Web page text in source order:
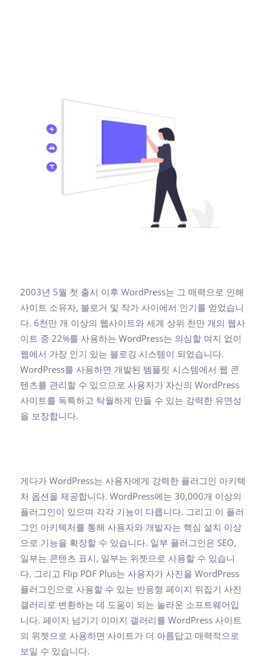
2003년 5월 첫 출시 이후 WordPress는 그 매력으로 인해
사이트 소유자, 블로거 및 작가 사이에서 인기를 얻었습니
다. 6천만 개 이상의 웹사이트와 세계 상위 천만 개의 웹사
이트 중 22%를 사용하는 WordPress는 의심할 여지 없이
웹에서 가장 인기 있는 블로깅 시스템이 되었습니다.
WordPress를 사용하면 개발된 템플릿 시스템에서 웹 콘
텐츠를 관리할 수 있으므로 사용자가 자신의 WordPress
사이트를 독특하고 탁월하게 만들 수 있는 강력한 유연성
을 보장합니다.
게다가 WordPress는 사용자에게 강력한 플러그인 아키텍
처 옵션을 제공합니다. WordPress에는 30,000개 이상의
플러그인이 있으며 각각 기능이 다릅니다. 그리고 이 플러
그인 아키텍처를 통해 사용자와 개발자는 핵심 설치 이상
으로 기능을 확장할 수 있습니다. 일부 플러그인은 SEO,
일부는 콘텐츠 표시, 일부는 위젯으로 사용할 수 있습니
다. 그리고 Flip PDF Plus는 사용자가 사진을 WordPress
플러그인으로 사용할 수 있는 반응형 페이지 뒤집기 사진
갤러리로 변환하는 데 도움이 되는 놀라운 소프트웨어입
니다. 페이지 넘기기 이미지 갤러리를 WordPress 사이트
의 위젯으로 사용하면 사이트가 더 아름답고 매력적으로
보일 수 있습니다.